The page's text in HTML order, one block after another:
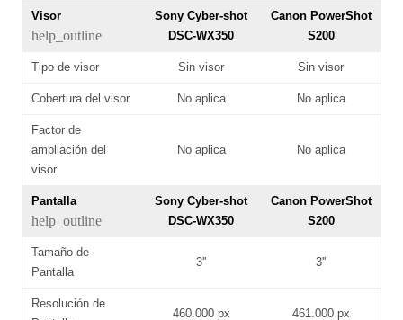
Visor
help_outline
Sony Cyber-shot
DSC-WX350
Canon PowerShot
S200
Tipo de visor Sin visor Sin visor
Cobertura del visor No aplica No aplica
Factor de
ampliación del
visor
No aplica No aplica
Pantalla
help_outline
Sony Cyber-shot
DSC-WX350
Canon PowerShot
S200
Tamaño de
Pantalla
3'' 3''
Resolución de
460.000 px 461.000 px